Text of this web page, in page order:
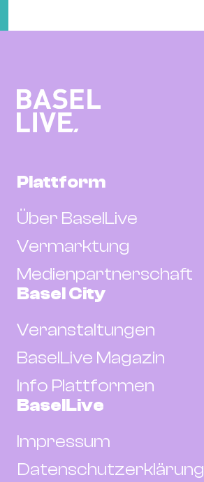
Plattform
Über BaselLive
Vermarktung
Medienpartnerschaft
Basel City
Veranstaltungen
BaselLive Magazin
Info Plattformen
BaselLive
Impressum
Datenschutzerklärung